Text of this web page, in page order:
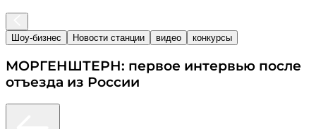
Шоу-бизнес Новости станции видео конкурсы
МОРГЕНШТЕРН: первое интервью после
отъезда из России